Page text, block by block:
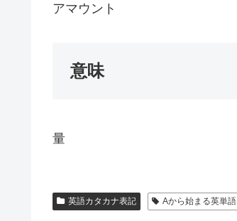
アマウント
意味
量
英語カタカナ表記 Aから始まる英単語